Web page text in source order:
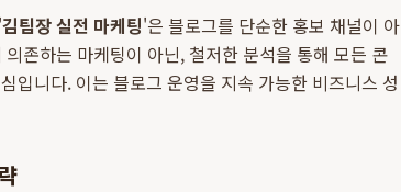
김팀장 실전 마케팅'은 블로그를 단순한 홍보 채널이 아
존하는 마케팅이 아닌, 철저한 분석을 통해 모든 콘
입니다. 이는 블로그 운영을 지속 가능한 비즈니스 성